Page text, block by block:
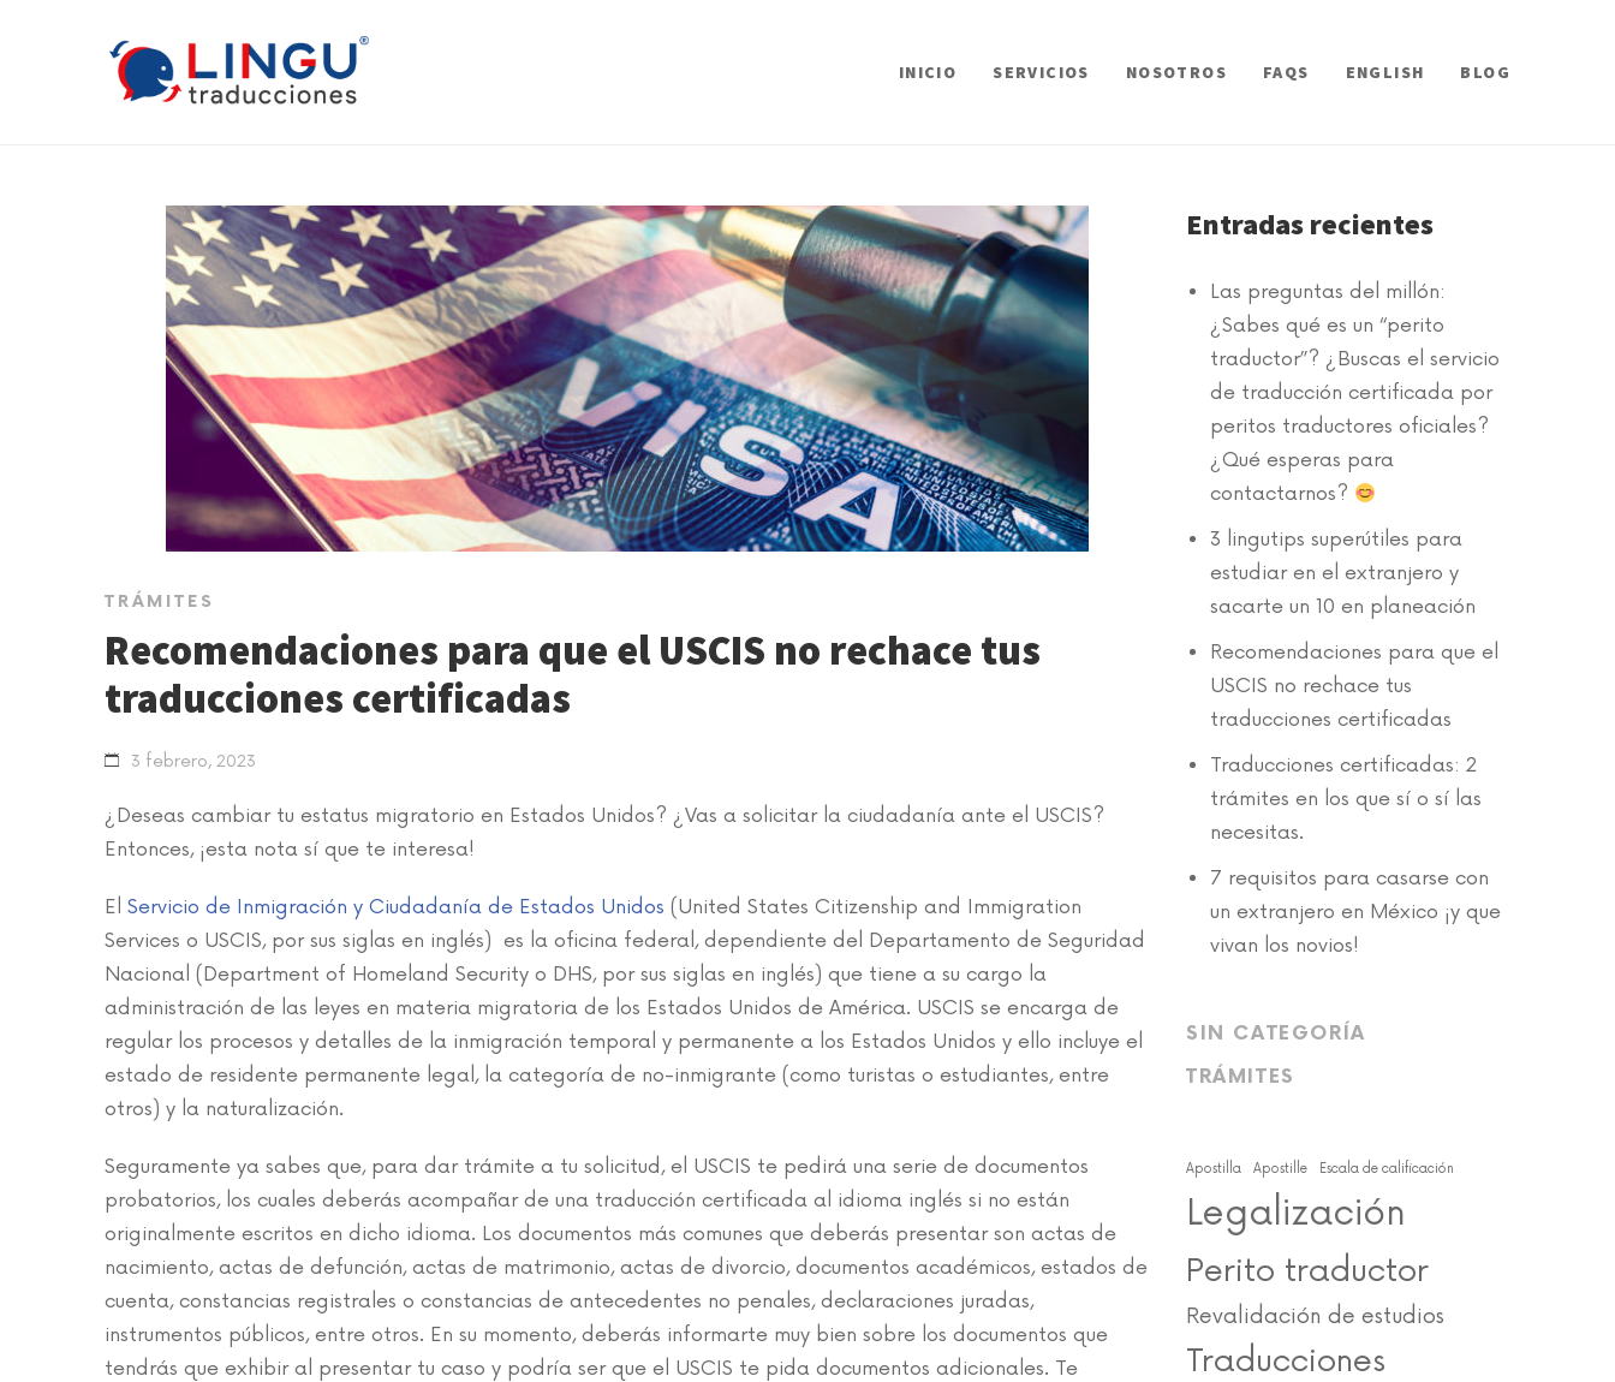
INICIO SERVICIOS NOSOTROS FAQS ENGLISH BLOG
TRÁMITES
Recomendaciones para que el USCIS no rechace tus
traducciones certificadas
3 febrero, 2023
¿Deseas cambiar tu estatus migratorio en Estados Unidos? ¿Vas a solicitar la ciudadanía ante el USCIS?
Entonces, ¡esta nota sí que te interesa!
El Servicio de Inmigración y Ciudadanía de Estados Unidos (United States Citizenship and Immigration
Services o USCIS, por sus siglas en inglés) es la oficina federal, dependiente del Departamento de Seguridad
Nacional (Department of Homeland Security o DHS, por sus siglas en inglés) que tiene a su cargo la
administración de las leyes en materia migratoria de los Estados Unidos de América. USCIS se encarga de
regular los procesos y detalles de la inmigración temporal y permanente a los Estados Unidos y ello incluye el
estado de residente permanente legal, la categoría de no-inmigrante (como turistas o estudiantes, entre
otros) y la naturalización.
Seguramente ya sabes que, para dar trámite a tu solicitud, el USCIS te pedirá una serie de documentos
probatorios, los cuales deberás acompañar de una traducción certificada al idioma inglés si no están
originalmente escritos en dicho idioma. Los documentos más comunes que deberás presentar son actas de
nacimiento, actas de defunción, actas de matrimonio, actas de divorcio, documentos académicos, estados de
cuenta, constancias registrales o constancias de antecedentes no penales, declaraciones juradas,
instrumentos públicos, entre otros. En su momento, deberás informarte muy bien sobre los documentos que
tendrás que exhibir al presentar tu caso y podría ser que el USCIS te pida documentos adicionales. Te
Entradas recientes
Las preguntas del millón:
¿Sabes qué es un “perito
traductor”? ¿Buscas el servicio
de traducción certificada por
peritos traductores oficiales?
¿Qué esperas para
contactarnos?
3 lingutips superútiles para
estudiar en el extranjero y
sacarte un 10 en planeación
Recomendaciones para que el
USCIS no rechace tus
traducciones certificadas
Traducciones certificadas: 2
trámites en los que sí o sí las
necesitas.
7 requisitos para casarse con
un extranjero en México ¡y que
vivan los novios!
SIN CATEGORÍA
TRÁMITES
Apostilla Apostille Escala de calificación
Legalización
Perito traductor
Revalidación de estudios
Traducciones